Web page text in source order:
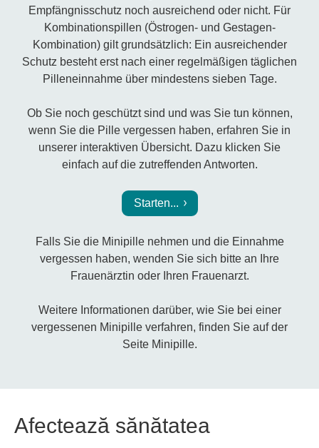
Empfängnisschutz noch ausreichend oder nicht. Für
Kombinationspillen (Östrogen- und Gestagen-
Kombination) gilt grundsätzlich: Ein ausreichender
Schutz besteht erst nach einer regelmäßigen täglichen
Pilleneinnahme über mindestens sieben Tage.
Ob Sie noch geschützt sind und was Sie tun können,
wenn Sie die Pille vergessen haben, erfahren Sie in
unserer interaktiven Übersicht. Dazu klicken Sie
einfach auf die zutreffenden Antworten.
Starten...
Falls Sie die Minipille nehmen und die Einnahme
vergessen haben, wenden Sie sich bitte an Ihre
Frauenärztin oder Ihren Frauenarzt.
Weitere Informationen darüber, wie Sie bei einer
vergessenen Minipille verfahren, finden Sie auf der
Seite Minipille.
Afectează sănătatea